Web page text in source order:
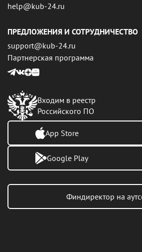
help@kub-24.ru
ПРЕДЛОЖЕНИЯ И СОТРУДНИЧЕСТВО
support@kub-24.ru
Партнерская программа
Входим в реестр
Российского ПО
App Store
Google Play
Финдиректор на